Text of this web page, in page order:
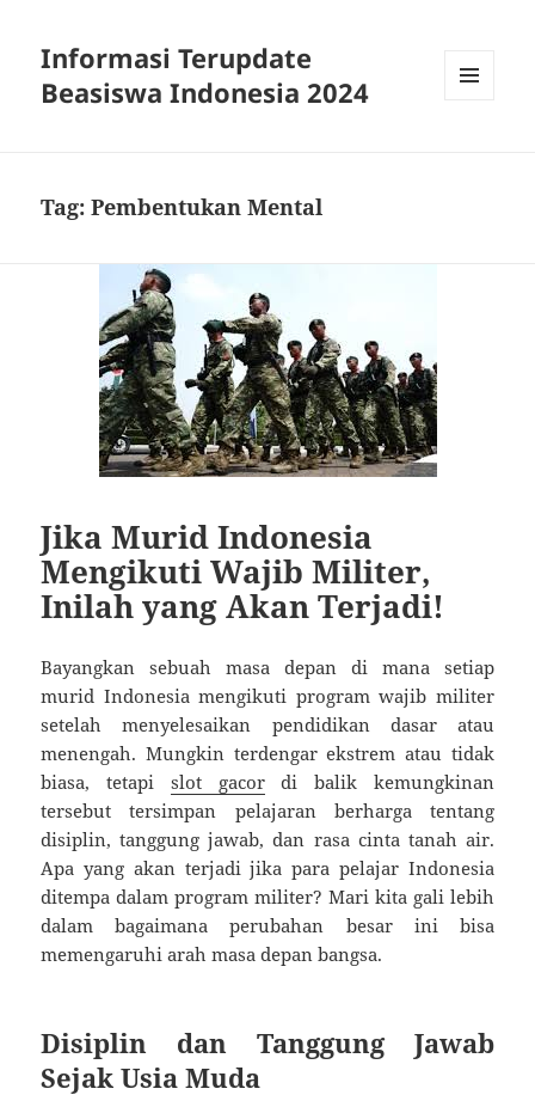
Informasi Terupdate
Beasiswa Indonesia 2024
Tag:Pembentukan Mental
Jika Murid Indonesia
Mengikuti Wajib Militer,
Inilah yang Akan Terjadi!
Bayangkan sebuah masa depan di mana setiap
murid Indonesia mengikuti program wajib militer
setelah menyelesaikan pendidikan dasar atau
menengah. Mungkin terdengar ekstrem atau tidak
biasa, tetapi slot gacordi balik kemungkinan
tersebut tersimpan pelajaran berharga tentang
disiplin, tanggung jawab, dan rasa cinta tanah air.
Apa yang akan terjadi jika para pelajar Indonesia
ditempa dalam program militer? Mari kita gali lebih
dalam bagaimana perubahan besar ini bisa
memengaruhi arah masa depan bangsa.
Disiplin dan Tanggung Jawab
Sejak Usia Muda